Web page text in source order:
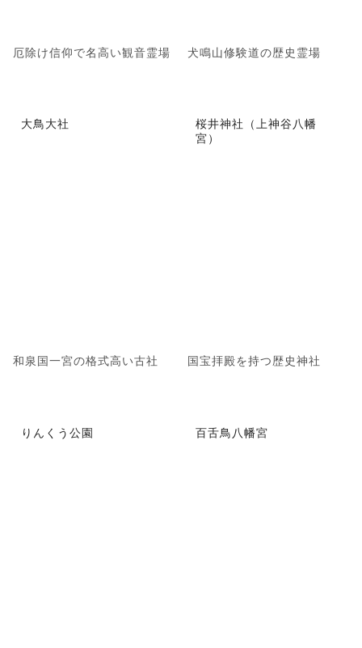
厄除け信仰で名高い観音霊場 犬鳴山修験道の歴史霊場
大鳥大社
和泉国一宮の格式高い古社
桜井神社（上神谷八幡
宮）
国宝拝殿を持つ歴史神社
りんくう公園 百舌鳥八幡宮